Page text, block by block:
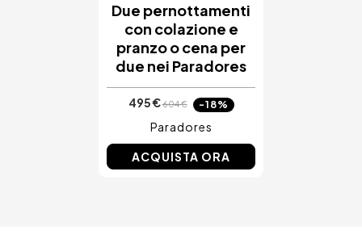
Due pernottamenti
con colazione e
pranzo o cena per
due nei Paradores
495 €604 € -18%
Paradores
ACQUISTA ORA